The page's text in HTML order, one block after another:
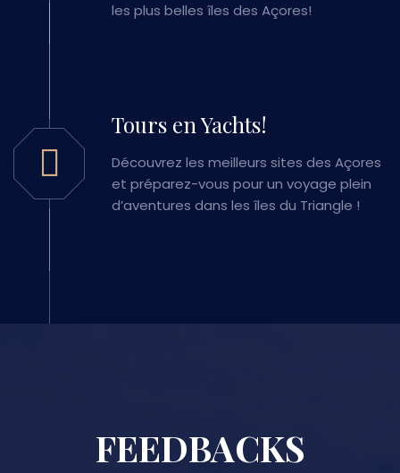
les plus belles îles des Açores!
Tours en Yachts!
Découvrez les meilleurs sites des Açores
et préparez-vous pour un voyage plein
d’aventures dans les îles du Triangle !
FEEDBACKS